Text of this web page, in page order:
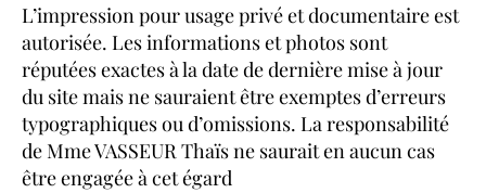
L’impression pour usage privé et documentaire est
autorisée. Les informations et photos sont
réputées exactes à la date de dernière mise à jour
du site mais ne sauraient être exemptes d’erreurs
typographiques ou d’omissions. La responsabilité
de Mme VASSEUR Thaïs ne saurait en aucun cas
être engagée à cet égard